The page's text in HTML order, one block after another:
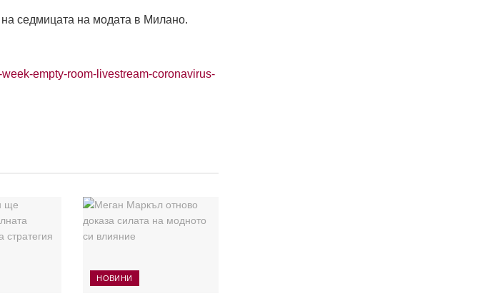
седмицата на модата в Милано.
empty-room-livestream-coronavirus-
НОВИНИ